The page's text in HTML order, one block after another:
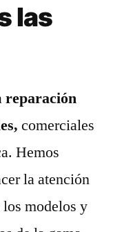
las
reparación
comerciales
Hemos
la atención
modelos y